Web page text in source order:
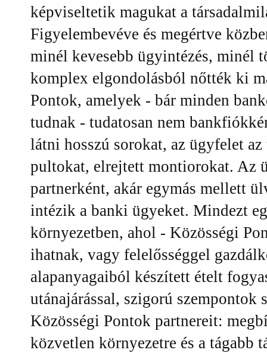
képviseltetik magukat a
Figyelembevéve és megértve
minél kevesebb ügyintézés, minél
komplex elgondolásból nőtték ki
Pontok, amelyek - bár minden
tudnak - tudatosan nem
látni hosszú sorokat, az ügyfelet
pultokat, elrejtett montiorokat. Az
partnerként, akár egymás mellett
intézik a banki ügyeket. Mindezt
környezetben, ahol - Közösségi
ihatnak, vagy felelősséggel
alapanyagaiból készített ételt
utánajárással, szigorú szempontok
Közösségi Pontok partnereit:
közvetlen környezetre és a tágabb